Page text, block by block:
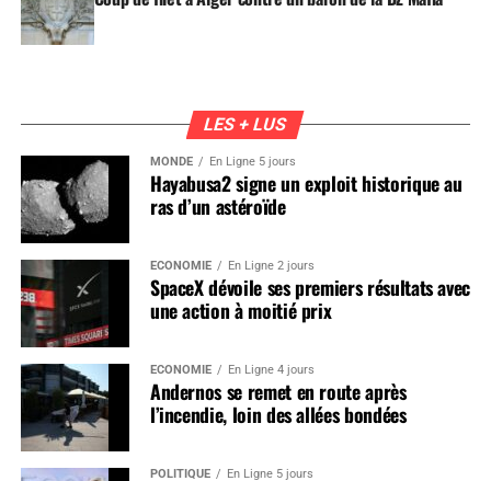
LES + LUS
MONDE En Ligne 5 jours
Hayabusa2 signe un exploit historique au
ras d’un astéroïde
ÉCONOMIE En Ligne 2 jours
SpaceX dévoile ses premiers résultats avec
une action à moitié prix
ÉCONOMIE En Ligne 4 jours
Andernos se remet en route après
l’incendie, loin des allées bondées
POLITIQUE En Ligne 5 jours